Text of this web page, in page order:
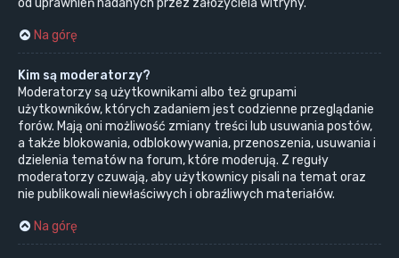
od uprawnień nadanych przez założyciela witryny.
Na górę
Kim są moderatorzy?
Moderatorzy są użytkownikami albo też grupami
użytkowników, których zadaniem jest codzienne przeglądanie
forów. Mają oni możliwość zmiany treści lub usuwania postów,
a także blokowania, odblokowywania, przenoszenia, usuwania i
dzielenia tematów na forum, które moderują. Z reguły
moderatorzy czuwają, aby użytkownicy pisali na temat oraz
nie publikowali niewłaściwych i obraźliwych materiałów.
Na górę